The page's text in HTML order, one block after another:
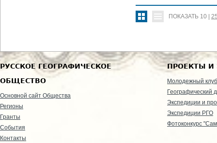
ПОКАЗАТЬ 10 |
РУССКОЕ ГЕОГРАФИЧЕСКОЕ
ОБЩЕСТВО
Основной сайт Общества
Регионы
Гранты
События
Контакты
ПРОЕКТЫ И
Молодежный клуб
Географический
Экспедиции и
Экспедиции РГО
Фотоконкурс